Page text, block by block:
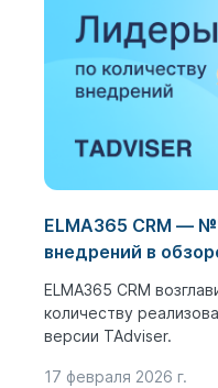
ELMA365 CRM ―
внедрений в
ELMA365 CRM
количеству
версии TAdviser.
17 февраля 2026 г.